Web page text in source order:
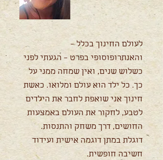
לעולם החינוך בכלל –
והאנתרופוסופי בפרט – הגעתי לפני
כשלוש שנים, ואין שמחה ממני על
כך. כל ילד הוא עולם ומלואו. כאשת
חינוך אני שואפת לחבר את הילדים
לטבע, לחקור את העולם באמצעות
החושים, דרך משחק והתנסות.
דוגלת במתן דוגמה אישית ועידוד
חשיבה חופשית.